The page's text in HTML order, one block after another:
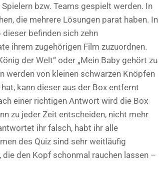
bzw. Teams gespielt werden. In
die mehrere Lösungen parat haben. In
befinden sich zehn
ihrem zugehörigen Film zuzuordnen.
der Welt“ oder „Mein Baby gehört zu
werden von kleinen schwarzen Knöpfen
kann dieser aus der Box entfernt
einer richtigen Antwort wird die Box
zu jeder Zeit entscheiden, nicht mehr
ihr falsch, habt ihr alle
des Quiz sind sehr weitläufig
den Kopf schonmal rauchen lassen –